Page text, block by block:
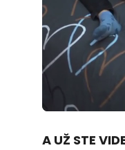
Unmute
A UŽ STE